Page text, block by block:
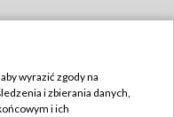
wyrazić zgody na
i zbierania danych,
i ich